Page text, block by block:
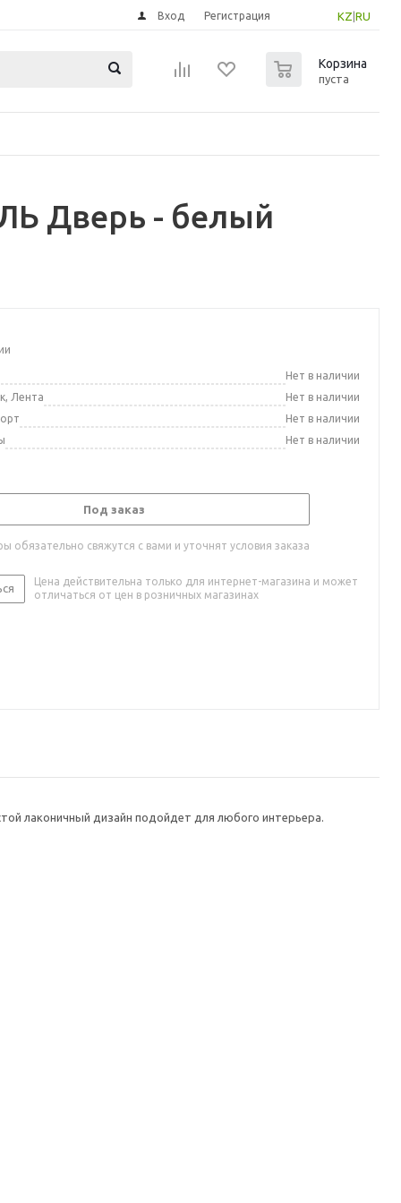
KZ RU
Вход Регистрация
Корзина
пуста
Дверь - белый
Нет в наличии
Лента
Нет в наличии
Нет в наличии
Нет в наличии
Под заказ
обязательно свяжутся с вами и уточнят условия заказа
Цена действительна только для интернет-магазина и может
отличаться от цен в розничных магазинах
лаконичный дизайн подойдет для любого интерьера.